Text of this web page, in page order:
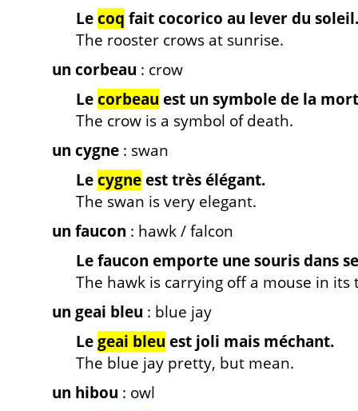
Lecoq fait cocorico au lever du soleil.
The rooster crows at sunrise.
un corbeau : crow
Lecorbeau est un symbole de la
The crow is a symbol of death.
un cygne : swan
Lecygneest très élégant.
The swan is very elegant.
un faucon : hawk / falcon
Le faucon emporte une souris dans
The hawk is carrying off a mouse in its
un geai bleu : blue jay
Legeai bleu est joli mais méchant.
The blue jay pretty, but mean.
un hibou : owl